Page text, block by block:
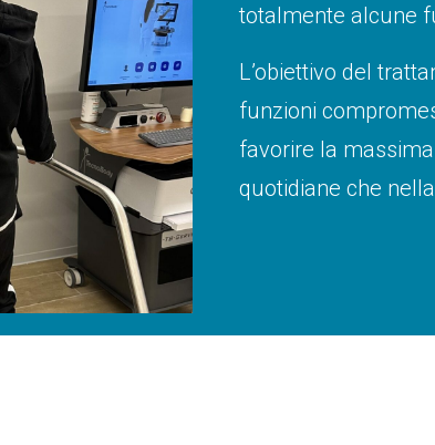
totalmente alcune
L’obiettivo del
funzioni
favorire la
quotidiane che